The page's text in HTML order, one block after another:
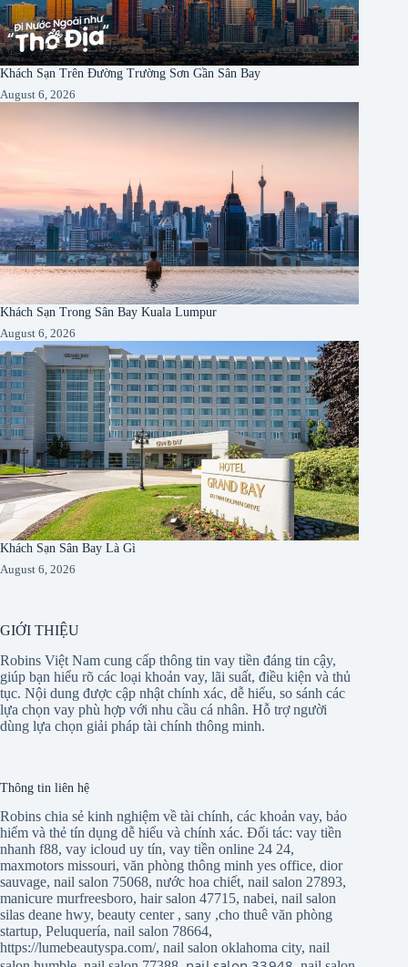
Khách Sạn Trên Đường Trường Sơn Gần Sân Bay
August 6, 2026
Khách Sạn Trong Sân Bay Kuala Lumpur
August 6, 2026
Khách Sạn Sân Bay Là Gì
August 6, 2026
GIỚI THIỆU
Robins Việt Nam cung cấp thông tin vay tiền đáng tin cậy,
giúp bạn hiểu rõ các loại khoản vay, lãi suất, điều kiện và thủ
tục. Nội dung được cập nhật chính xác, dễ hiểu, so sánh các
lựa chọn vay phù hợp với nhu cầu cá nhân. Hỗ trợ người
dùng lựa chọn giải pháp tài chính thông minh.
Thông tin liên hệ
Robins chia sẻ kinh nghiệm về tài chính, các khoản vay, bảo
hiểm và thẻ tín dụng dễ hiểu và chính xác. Đối tác: vay tiền
nhanh f88, vay icloud uy tín, vay tiền online 24 24,
maxmotors missouri, văn phòng thông minh yes office, dior
sauvage, nail salon 75068, nước hoa chiết, nail salon 27893,
manicure murfreesboro, hair salon 47715, nabei, nail salon
silas deane hwy, beauty center, sany ,cho thuê văn phòng
startup, Peluquería, nail salon 78664,
https://lumebeautyspa.com/, nail salon oklahoma city, nail